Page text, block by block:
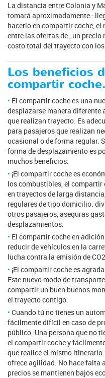
La distancia entre Colonia y
tomará aproximadamente -
hacerlo en compartir coche, el
entre las ofertas de , un
costo total del trayecto con
Los beneficios
compartir coche.
El compartir coche es una
desplazarse manera diferente
que realizan trayecto. Es
para pasajeros que realizan
ocasional o de forma regular.
forma de desplazamiento es
muchos beneficios.
¡El compartir coche es
los combustibles, el compartir
en trayectos de larga
regulares de tipo domicilio.
otros pasajeros, aseguras
desplazamientos.
El compartir coche en
reducir de vehículos en la
lucha contra la emisión de
¡El compartir coche es
Este nuevo modo de
compartir un buen buenos
el trayecto contigo.
Cuando tú no tienes un
fácilmente difícil en caso de
público. Una persona que no
el compartir coche y
que realice el mismo
ofrece agilidad. No hace falta
precios se mantienen bajos